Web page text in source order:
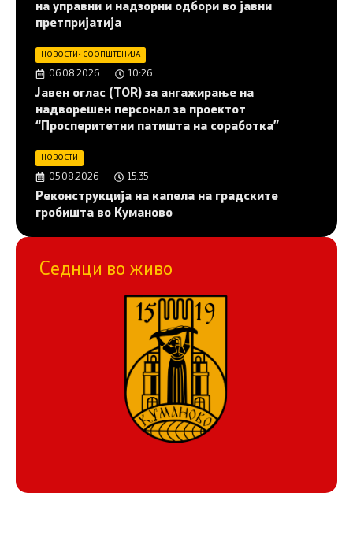
на управни и надзорни одбори во јавни
претпријатија
НОВОСТИ• СООПШТЕНИЈА
06.08.2026 10:26
Јавен оглас (ТОR) за ангажирање на
надворешен персонал за проектот
“Просперитетни патишта на соработка”
НОВОСТИ
05.08.2026 15:35
Реконструкција на капела на градските
гробишта во Куманово
Седнци во живо